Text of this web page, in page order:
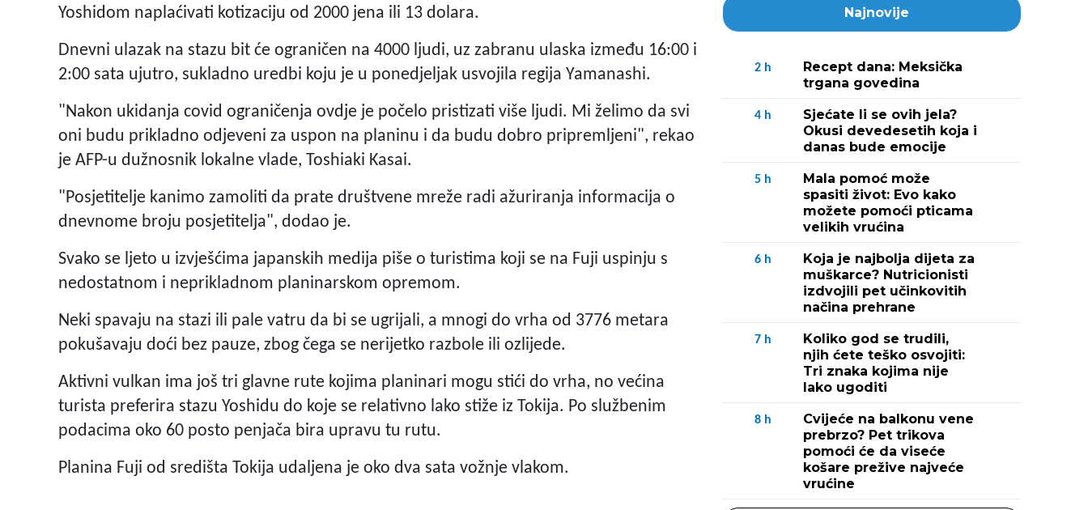
Yoshidom naplaćivati kotizaciju od 2000 jena ili 13 dolara.
Dnevni ulazak na stazu bit će ograničen na 4000 ljudi, uz zabranu ulaska između 16:00 i
2:00 sata ujutro, sukladno uredbi koju je u ponedjeljak usvojila regija Yamanashi.
"Nakon ukidanja covid ograničenja ovdje je počelo pristizati više ljudi. Mi želimo da svi
oni budu prikladno odjeveni za uspon na planinu i da budu dobro pripremljeni", rekao
je AFP-u dužnosnik lokalne vlade, Toshiaki Kasai.
"Posjetitelje kanimo zamoliti da prate društvene mreže radi ažuriranja informacija o
dnevnome broju posjetitelja", dodao je.
Svako se ljeto u izvješćima japanskih medija piše o turistima koji se na Fuji uspinju s
nedostatnom i neprikladnom planinarskom opremom.
Neki spavaju na stazi ili pale vatru da bi se ugrijali, a mnogi do vrha od 3776 metara
pokušavaju doći bez pauze, zbog čega se nerijetko razbole ili ozlijede.
Aktivni vulkan ima još tri glavne rute kojima planinari mogu stići do vrha, no većina
turista preferira stazu Yoshidu do koje se relativno lako stiže iz Tokija. Po službenim
podacima oko 60 posto penjača bira upravu tu rutu.
Planina Fuji od središta Tokija udaljena je oko dva sata vožnje vlakom.
Najnovije
2 h
Recept dana: Meksička
trgana govedina
4 h
Sjećate li se ovih jela?
Okusi devedesetih koja i
danas bude emocije
5 h
Mala pomoć može
spasiti život: Evo kako
možete pomoći pticama
velikih vrućina
6 h
Koja je najbolja dijeta za
muškarce? Nutricionisti
izdvojili pet učinkovitih
načina prehrane
7 h
Koliko god se trudili,
njih ćete teško osvojiti:
Tri znaka kojima nije
lako ugoditi
8 h
Cvijeće na balkonu vene
prebrzo? Pet trikova
pomoći će da viseće
košare prežive najveće
vrućine